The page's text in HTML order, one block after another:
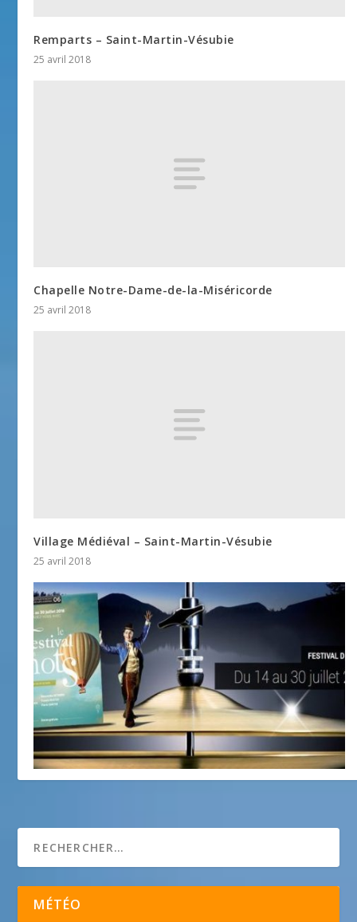
Remparts – Saint-Martin-Vésubie
25 avril 2018
Chapelle Notre-Dame-de-la-Miséricorde
25 avril 2018
Village Médiéval – Saint-Martin-Vésubie
25 avril 2018
MÉTÉO